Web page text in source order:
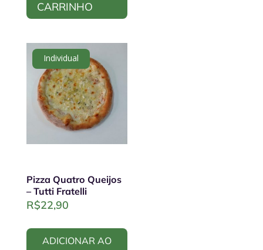
CARRINHO
Individual
Pizza Quatro Queijos
– Tutti Fratelli
R$22,90
ADICIONAR AO